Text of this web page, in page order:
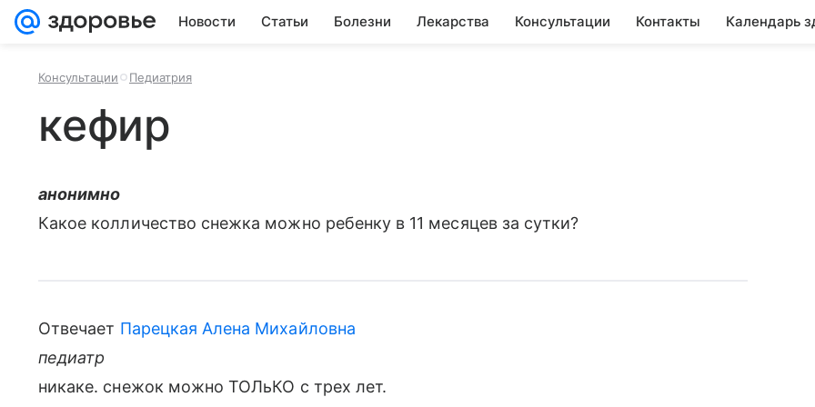
Новости Статьи Болезни Лекарства Консультации Контакты Календарь
Консультации Педиатрия
кефир
анонимно
Какое колличество снежка можно ребенку в 11 месяцев за сутки?
Отвечает Парецкая Алена Михайловна
педиатр
никаке. снежок можно ТОЛьКО с трех лет.